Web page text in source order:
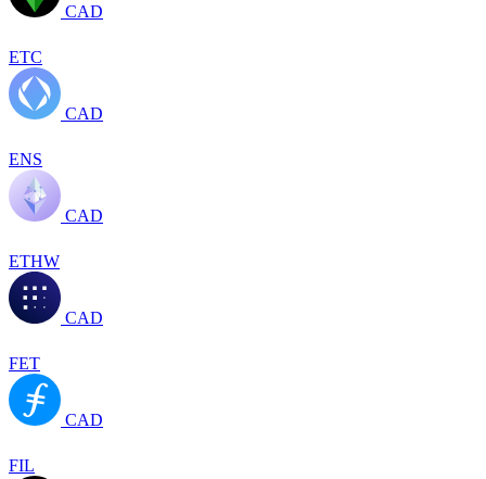
CAD
ETC
CAD
ENS
CAD
ETHW
CAD
FET
CAD
FIL